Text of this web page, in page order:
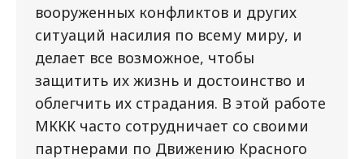
вооруженных конфликтов и других
ситуаций насилия по всему миру, и
делает все возможное, чтобы
защитить их жизнь и достоинство и
облегчить их страдания. В этой работе
МККК часто сотрудничает со своими
партнерами по Движению Красного